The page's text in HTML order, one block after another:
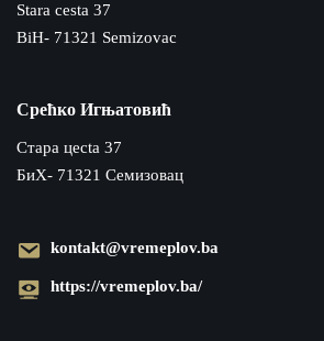
Stara cesta 37
BiH- 71321 Semizovac
Срећко Игњатовић
Cтара цecta 37
БиХ- 71321 Семизовац
kontakt@vremeplov.ba
https://vremeplov.ba/